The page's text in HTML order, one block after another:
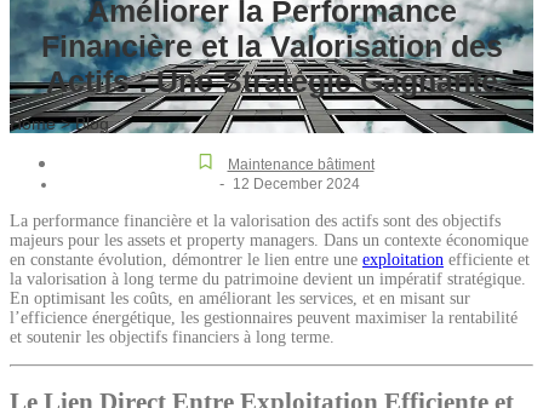
Améliorer la Performance
Financière et la Valorisation des
Actifs : Une Stratégie Gagnante
Home > Blog
Maintenance bâtiment
- 12 December 2024
La performance financière et la valorisation des actifs sont des objectifs
majeurs pour les assets et property managers. Dans un contexte économique
en constante évolution, démontrer le lien entre une exploitation efficiente et
la valorisation à long terme du patrimoine devient un impératif stratégique.
En optimisant les coûts, en améliorant les services, et en misant sur
l’efficience énergétique, les gestionnaires peuvent maximiser la rentabilité
et soutenir les objectifs financiers à long terme.